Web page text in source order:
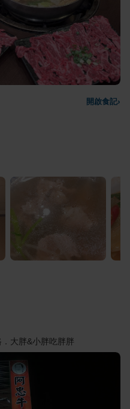
開啟食記›
大胖&小胖吃胖胖